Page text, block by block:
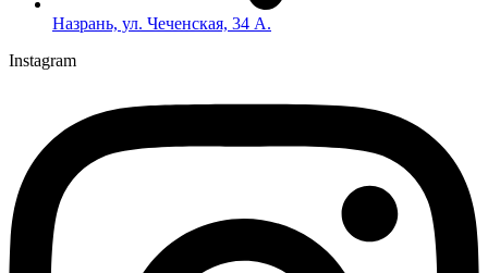
Назрань, ул. Чеченская, 34 А.
Instagram